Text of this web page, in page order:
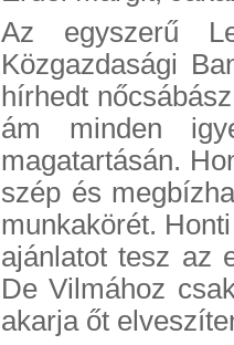
Az egyszerű
Közgazdasági
hírhedt
ám minden
magatartásán.
szép és
munkakörét.
ajánlatot tesz az
De Vilmához
akarja őt